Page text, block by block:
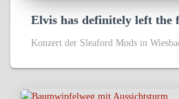
Elvis has definitely left
Konzert der Sleaford Mods in